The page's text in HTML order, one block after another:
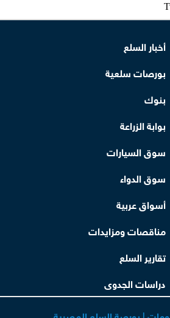
أخبار السلع
بورصات سلعية
بنوك
بوابة الزراعة
سوق السيارات
سوق الدواء
أسواق عربية
مناقصات ومزايدات
تقارير السلع
دراسات الجدوى